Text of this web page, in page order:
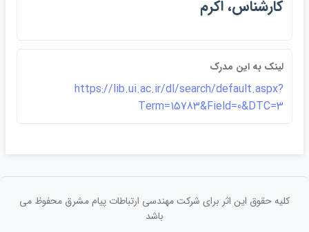
كارشناس، اكرم
لينک به اين مدرک
https://lib.ui.ac.ir/dl/search/default.aspx?
Term=15783&Field=0&DTC=3
کلیه حقوق این اثر برای شرکت مهندسی ارتباطات پيام مشرق محفوظ می
باشد